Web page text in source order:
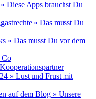
Diese Apps brauchst Du
» Das musst Du
» Das musst Du vor dem
Co
» Lust und Frust mit
auf dem Blog » Unsere